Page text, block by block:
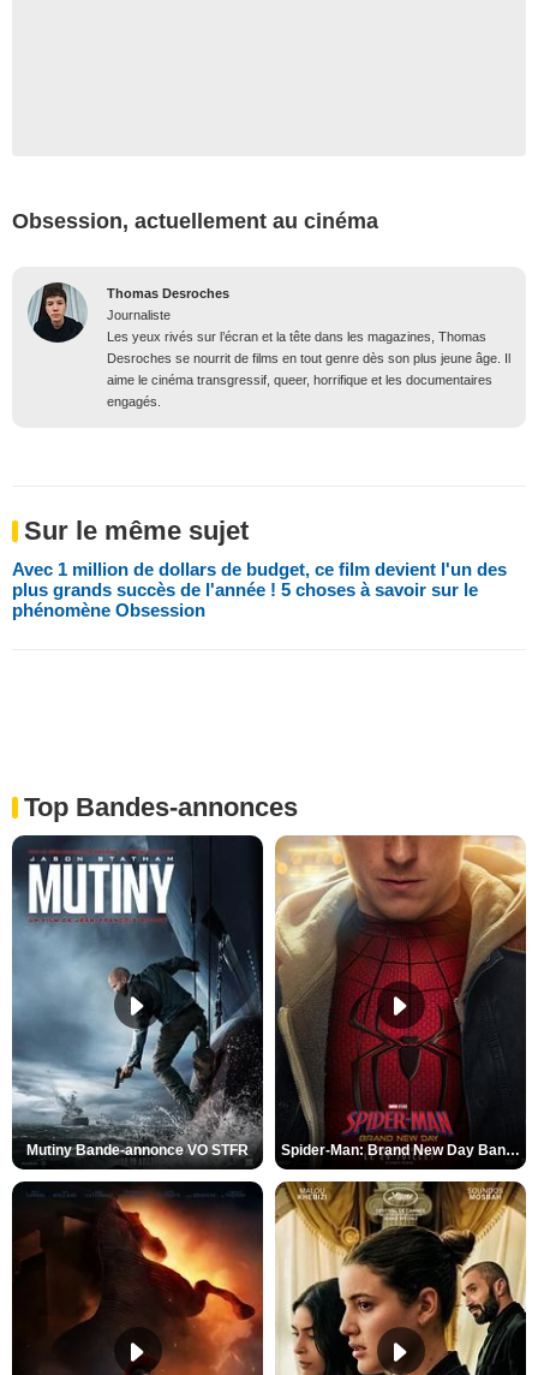
Obsession, actuellement au cinéma
Thomas Desroches
Journaliste
Les yeux rivés sur l’écran et la tête dans les magazines, Thomas
Desroches se nourrit de films en tout genre dès son plus jeune âge. Il
aime le cinéma transgressif, queer, horrifique et les documentaires
engagés.
Sur le même sujet
Avec 1 million de dollars de budget, ce film devient l'un des
plus grands succès de l'année ! 5 choses à savoir sur le
phénomène Obsession
Top Bandes-annonces
Mutiny Bande-annonce VO STFR Spider-Man: Brand New Day Bande-annonce VO STFR